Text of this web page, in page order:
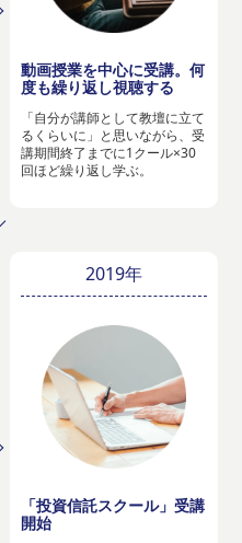
動画授業を中心に受講。何
度も繰り返し視聴する
「自分が講師として教壇に立て
るくらいに」と思いながら、受
講期間終了までに1クール×30
回ほど繰り返し学ぶ。
2019年
「投資信託スクール」受講
開始